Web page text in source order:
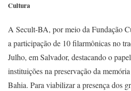
Cultura
A Secult-BA, por meio da Fundação
a participação de 10 filarmônicas no
Julho, em Salvador, destacando o
instituições na preservação da
Bahia. Para viabilizar a presença dos